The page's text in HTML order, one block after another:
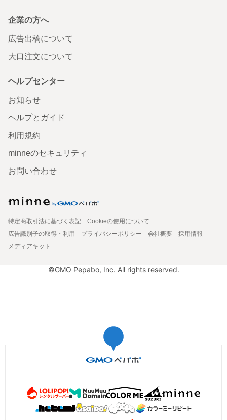
企業の方へ
広告出稿について
大口注文について
ヘルプセンター
お知らせ
ヘルプとガイド
利用規約
minneのセキュリティ
お問い合わせ
特定商取引法に基づく表記
Cookieの使用について
広告識別子の取得・利用
プライバシーポリシー 会社概要
採用情報
メディアキット
©GMO Pepabo, Inc. All rights reserved.